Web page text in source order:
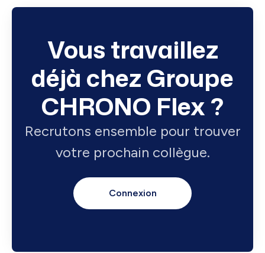
Vous travaillez
déjà chez Groupe
CHRONO Flex ?
Recrutons ensemble pour trouver
votre prochain collègue.
Connexion